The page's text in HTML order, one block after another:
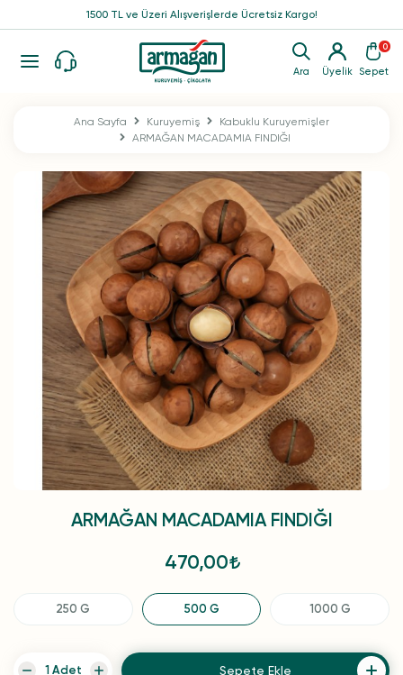
Ara Üyelik
0
Sepet
1500 TL ve Üzeri Alışverişlerde Ücretsiz Kargo!
Ana Sayfa Kuruyemiş
Kabuklu Kuruyemişler
ARMAĞAN MACADAMIA FINDIĞI
ARMAĞAN MACADAMIA FINDIĞI
470,00
250 G 500 G 1000 G
Sepete Ekle